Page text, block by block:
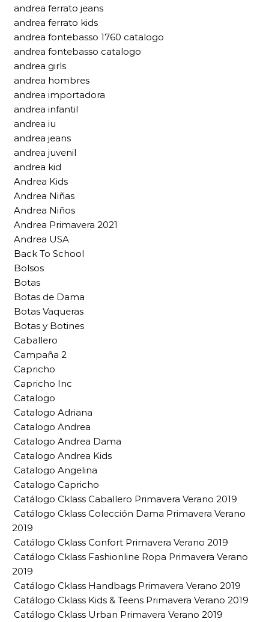
andrea ferrato jeans
andrea ferrato kids
andrea fontebasso 1760 catalogo
andrea fontebasso catalogo
andrea girls
andrea hombres
andrea importadora
andrea infantil
andrea iu
andrea jeans
andrea juvenil
andrea kid
Andrea Kids
Andrea Niñas
Andrea Niños
Andrea Primavera 2021
Andrea USA
Back To School
Bolsos
Botas
Botas de Dama
Botas Vaqueras
Botas y Botines
Caballero
Campaña 2
Capricho
Capricho Inc
Catalogo
Catalogo Adriana
Catalogo Andrea
Catalogo Andrea Dama
Catalogo Andrea Kids
Catalogo Angelina
Catalogo Capricho
Catálogo Cklass Caballero Primavera Verano 2019
Catálogo Cklass Colección Dama Primavera Verano
2019
Catálogo Cklass Confort Primavera Verano 2019
Catálogo Cklass Fashionline Ropa Primavera Verano
2019
Catálogo Cklass Handbags Primavera Verano 2019
Catálogo Cklass Kids & Teens Primavera Verano 2019
Catálogo Cklass Urban Primavera Verano 2019